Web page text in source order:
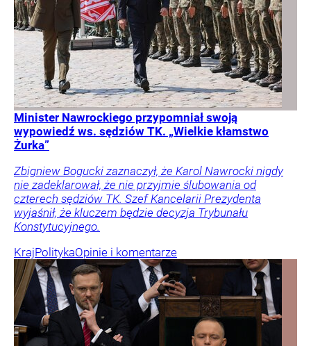
Minister Nawrockiego przypomniał swoją
wypowiedź ws. sędziów TK. „Wielkie kłamstwo
Żurka”
Zbigniew Bogucki zaznaczył, że Karol Nawrocki nigdy
nie zadeklarował, że nie przyjmie ślubowania od
czterech sędziów TK. Szef Kancelarii Prezydenta
wyjaśnił, że kluczem będzie decyzja Trybunału
Konstytucyjnego.
KrajPolitykaOpinie i komentarze